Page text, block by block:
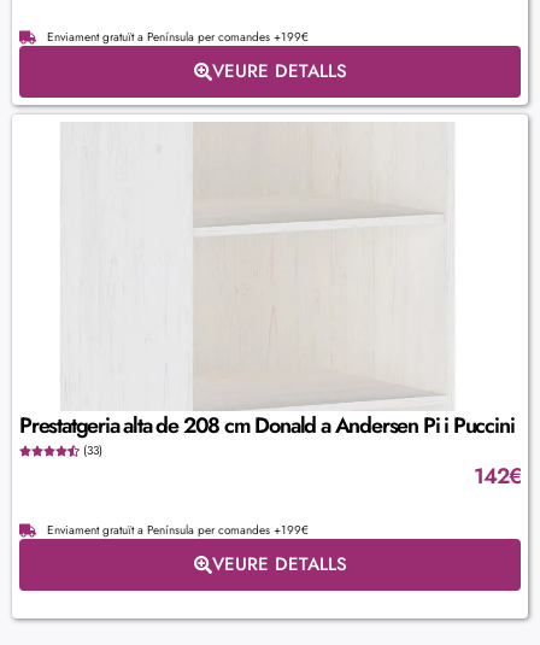
Enviament gratuït a Península per comandes +199€
VEURE DETALLS
Prestatgeria alta de 208 cm Donald a Andersen Pi i Puccini
(33)
142€
Enviament gratuït a Península per comandes +199€
VEURE DETALLS